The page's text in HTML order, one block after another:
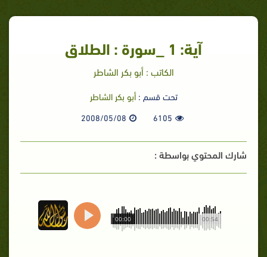
آية: 1 _سورة : الطلاق
الكاتب : أبو بكر الشاطر
تحت قسم :أبو بكر الشاطر
6105
2008/05/08
شارك المحتوي بواسطة :
00:54
00:00